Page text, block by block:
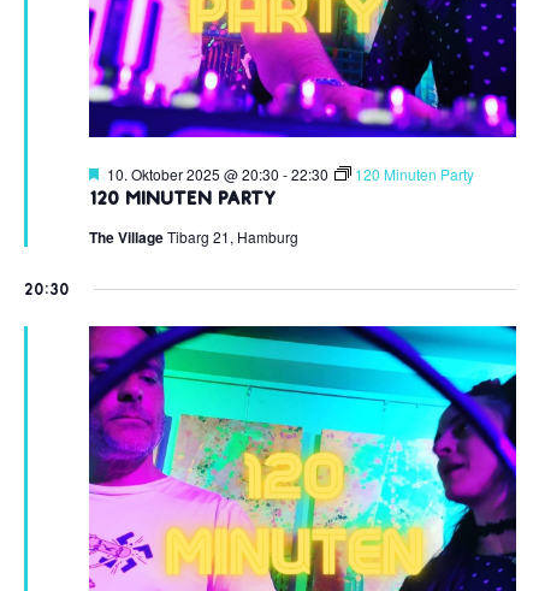
120 Minuten Party
Hervorgehoben
10. Oktober 2025 @ 20:30 -22:30 120 Minuten Party
The VillageTibarg 21, Hamburg
20:30